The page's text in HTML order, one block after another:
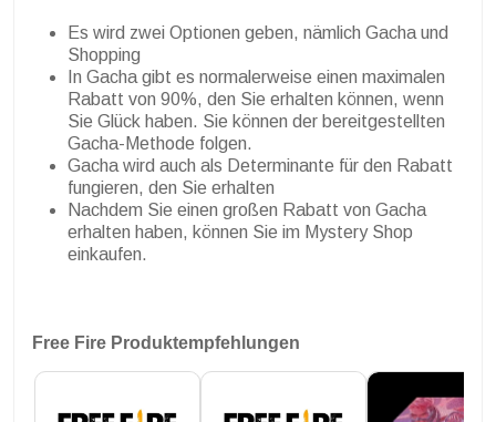
Es wird zwei Optionen geben, nämlich Gacha und
Shopping
In Gacha gibt es normalerweise einen maximalen
Rabatt von 90%, den Sie erhalten können, wenn
Sie Glück haben. Sie können der bereitgestellten
Gacha-Methode folgen.
Gacha wird auch als Determinante für den Rabatt
fungieren, den Sie erhalten
Nachdem Sie einen großen Rabatt von Gacha
erhalten haben, können Sie im Mystery Shop
einkaufen.
Free Fire Produktempfehlungen